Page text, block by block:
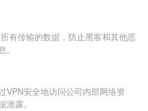
有传输的数据，防止黑客和其他恶
VPN安全地访问公司内部网络资
泄露。